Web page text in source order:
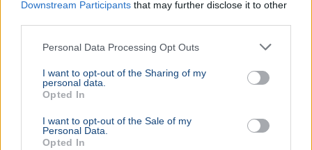
Downstream Participants that may further disclose it to other
Personal Data Processing Opt Outs
I want to opt-out of the Sharing of my
personal data.
Opted In
I want to opt-out of the Sale of my
Personal Data.
Opted In